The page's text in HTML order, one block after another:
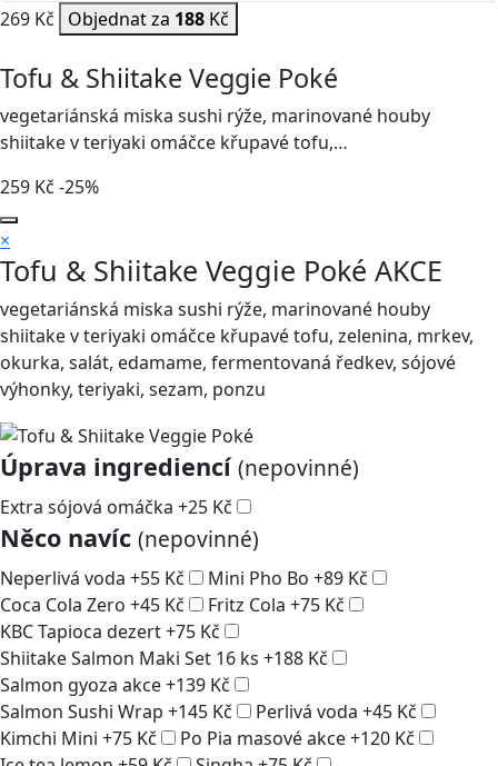
269 Kč Objednat za 188 Kč
Tofu & Shiitake Veggie Poké
vegetariánská miska sushi rýže, marinované houby
shiitake v teriyaki omáčce křupavé tofu,…
259 Kč -25%
×
Tofu & Shiitake Veggie Poké AKCE
vegetariánská miska sushi rýže, marinované houby
shiitake v teriyaki omáčce křupavé tofu, zelenina, mrkev,
okurka, salát, edamame, fermentovaná ředkev, sójové
výhonky, teriyaki, sezam, ponzu
Úprava ingrediencí (nepovinné)
Extra sójová omáčka +25 Kč
Něco navíc (nepovinné)
Neperlivá voda +55 Kč Mini Pho Bo +89 Kč
Coca Cola Zero +45 Kč Fritz Cola +75 Kč
KBC Tapioca dezert+75 Kč
Shiitake Salmon Maki Set 16 ks +188 Kč
Salmon gyoza akce+139 Kč
Salmon Sushi Wrap +145 Kč Perlivá voda +45 Kč
Kimchi Mini +75 Kč Po Pia masové akce+120 Kč